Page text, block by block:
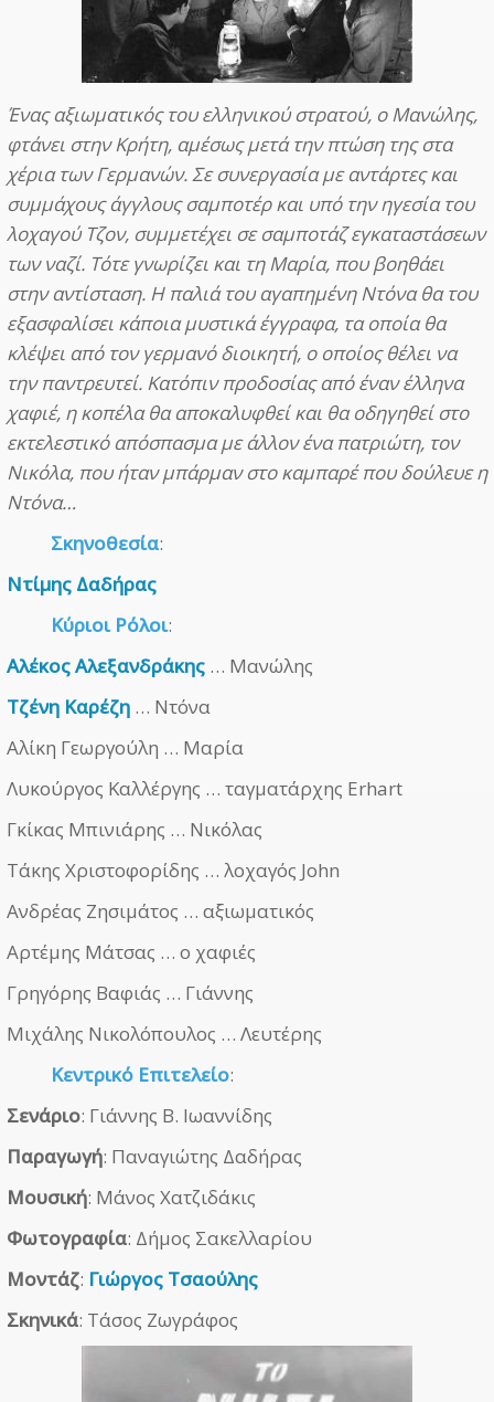
Ένας αξιωματικός του ελληνικού στρατού, ο Μανώλης,
φτάνει στην Κρήτη, αμέσως μετά την πτώση της στα
χέρια των Γερμανών. Σε συνεργασία με αντάρτες και
συμμάχους άγγλους σαμποτέρ και υπό την ηγεσία του
λοχαγού Τζον, συμμετέχει σε σαμποτάζ εγκαταστάσεων
των ναζί. Τότε γνωρίζει και τη Μαρία, που βοηθάει
στην αντίσταση. Η παλιά του αγαπημένη Ντόνα θα του
εξασφαλίσει κάποια μυστικά έγγραφα, τα οποία θα
κλέψει από τον γερμανό διοικητή, ο οποίος θέλει να
την παντρευτεί. Κατόπιν προδοσίας από έναν έλληνα
χαφιέ, η κοπέλα θα αποκαλυφθεί και θα οδηγηθεί στο
εκτελεστικό απόσπασμα με άλλον ένα πατριώτη, τον
Νικόλα, που ήταν μπάρμαν στο καμπαρέ που δούλευε η
Ντόνα…
Σκηνοθεσία:
Ντίμης Δαδήρας
Κύριοι Ρόλοι:
Αλέκος Αλεξανδράκης … Μανώλης
Τζένη Καρέζη … Ντόνα
Αλίκη Γεωργούλη … Μαρία
Λυκούργος Καλλέργης … ταγματάρχης Erhart
Γκίκας Μπινιάρης … Νικόλας
Τάκης Χριστοφορίδης … λοχαγός John
Ανδρέας Ζησιμάτος … αξιωματικός
Αρτέμης Μάτσας … ο χαφιές
Γρηγόρης Βαφιάς … Γιάννης
Μιχάλης Νικολόπουλος … Λευτέρης
Κεντρικό Επιτελείο:
Σενάριο: Γιάννης Β. Ιωαννίδης
Παραγωγή: Παναγιώτης Δαδήρας
Μουσική: Μάνος Χατζιδάκις
Φωτογραφία: Δήμος Σακελλαρίου
Μοντάζ: Γιώργος Τσαούλης
Σκηνικά: Τάσος Ζωγράφος